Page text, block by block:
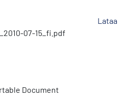
07-15_fi.pdf
Document
Lataa